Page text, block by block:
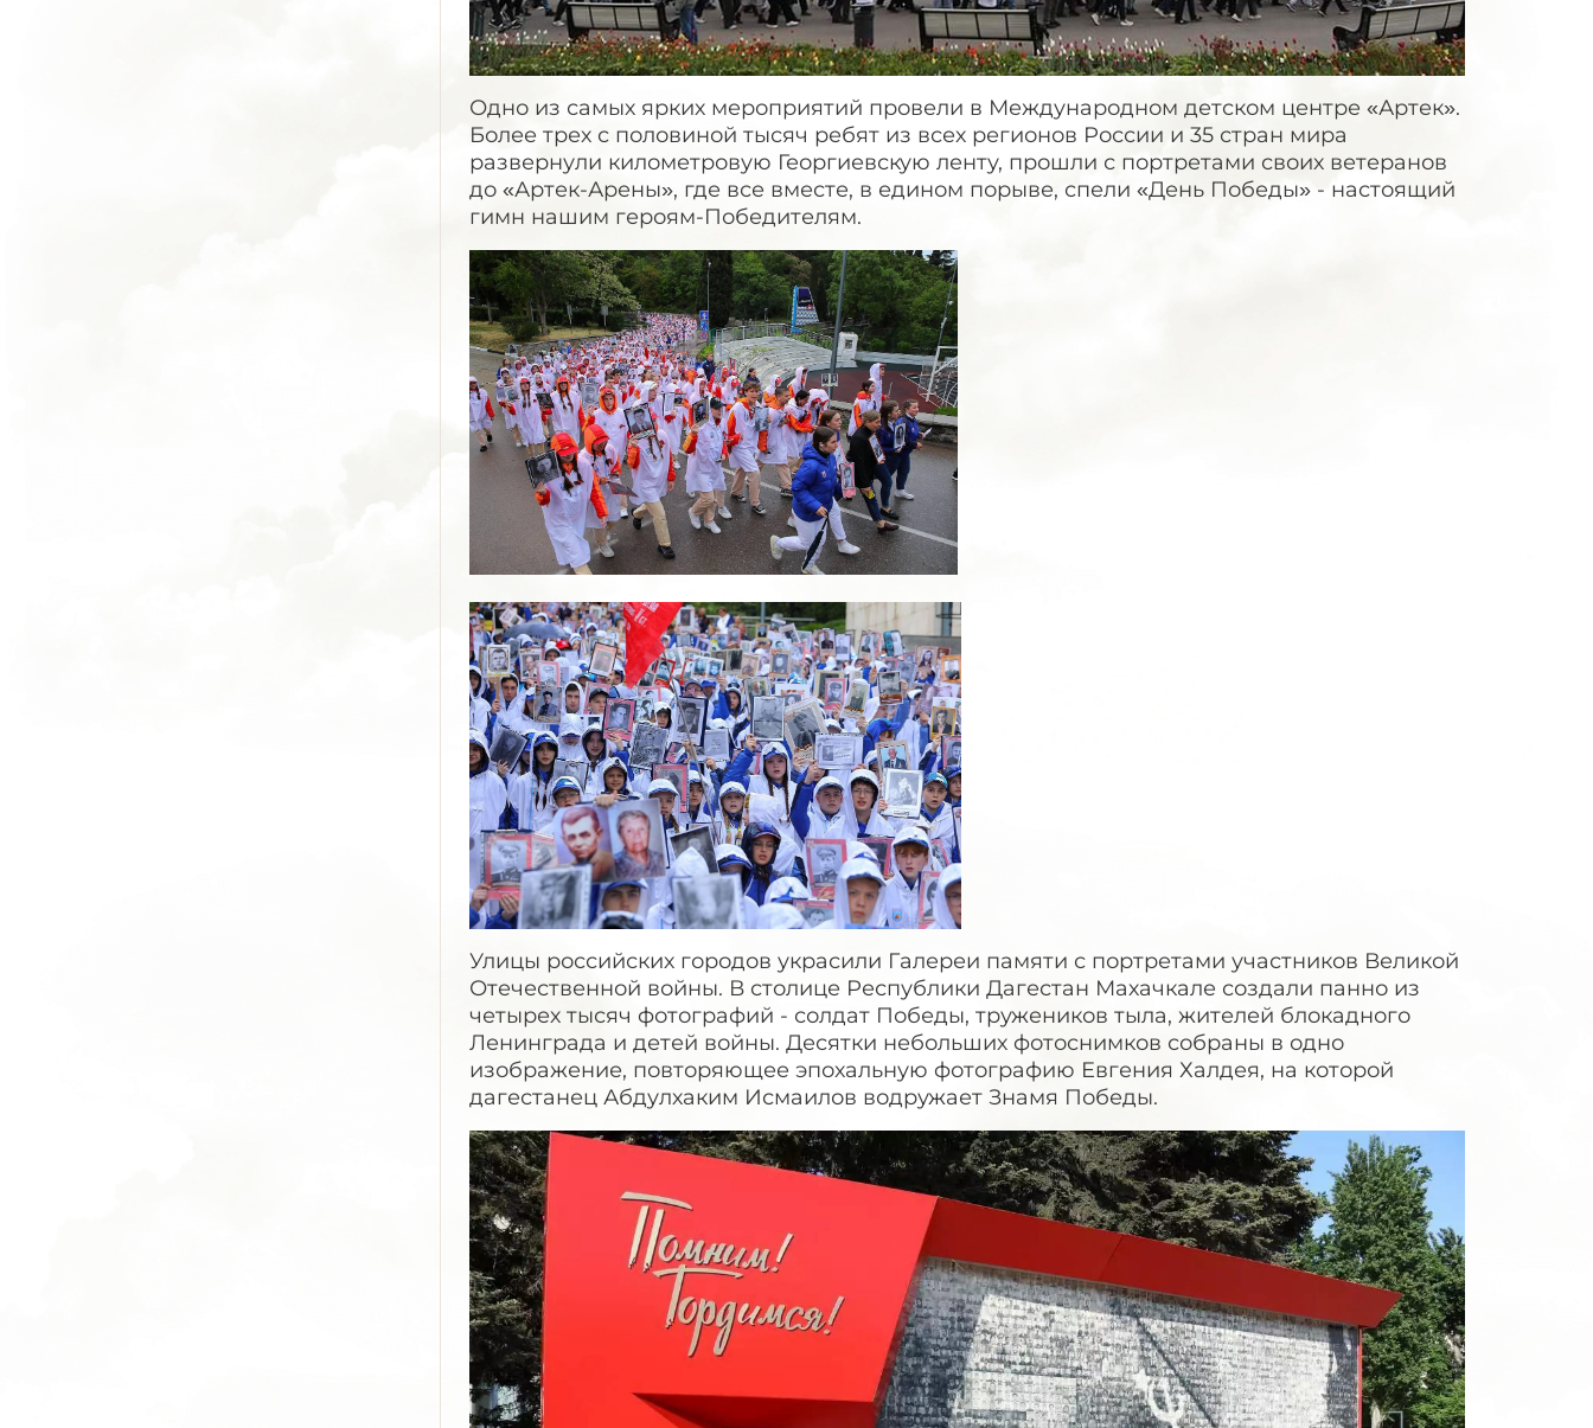
Одно из самых ярких мероприятий провели в Международном детском центре «Артек».
Более трех с половиной тысяч ребят из всех регионов России и 35 стран мира
развернули километровую Георгиевскую ленту, прошли с портретами своих ветеранов
до «Артек-Арены», где все вместе, в едином порыве, спели «День Победы» - настоящий
гимн нашим героям-Победителям.
Улицы российских городов украсили Галереи памяти с портретами участников Великой
Отечественной войны. В столице Республики Дагестан Махачкале создали панно из
четырех тысяч фотографий - солдат Победы, тружеников тыла, жителей блокадного
Ленинграда и детей войны. Десятки небольших фотоснимков собраны в одно
изображение, повторяющее эпохальную фотографию Евгения Халдея, на которой
дагестанец Абдулхаким Исмаилов водружает Знамя Победы.